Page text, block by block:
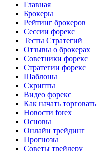
Главная
Брокеры
Рейтинг брокеров
Сессии форекс
Тесты Стратегий
Отзывы о брокерах
Советники форекс
Стратегии форекс
Шаблоны
Скрипты
Видео форекс
Как начать торговать
Новости forex
Основы
Онлайн трейдинг
Прогнозы
Советы трейдеру